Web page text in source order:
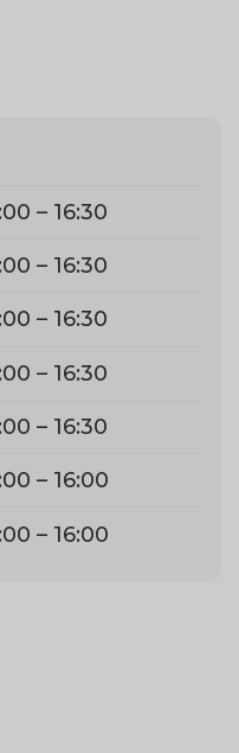
– 16:30
– 16:30
– 16:30
– 16:30
– 16:30
– 16:00
– 16:00